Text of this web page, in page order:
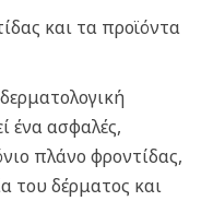
και τα προϊόντα
ένα ασφαλές,
πλάνο φροντίδας,
του δέρματος και